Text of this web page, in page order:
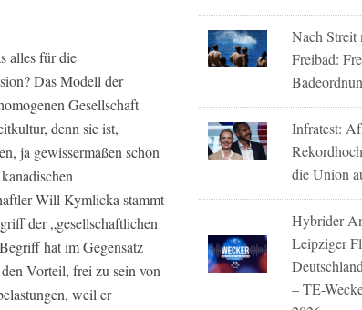
alles für die
Das Modell der
Gesellschaft
denn sie ist,
ja gewissermaßen schon
Will Kymlicka stammt
der „gesellschaftlichen
hat im Gegensatz
Vorteil, frei zu sein von
weil er
Nach
Freibad:
Infratest:
die Union
Hybrider
Leipziger
– TE-